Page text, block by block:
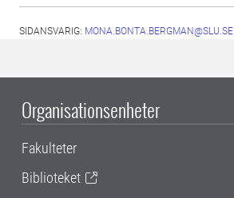
SIDANSVARIG: MONA.BONTA.BERGMAN@SLU.SE
Organisationsenheter
Fakulteter
Biblioteket